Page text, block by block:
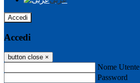
Accedi
Accedi
button close ×
Nome Utente
Password